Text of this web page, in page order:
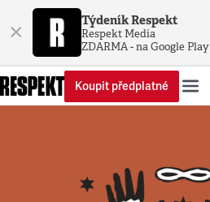
× Týdeník Respekt
Respekt Media
ZDARMA - na Google Play
Koupit předplatné